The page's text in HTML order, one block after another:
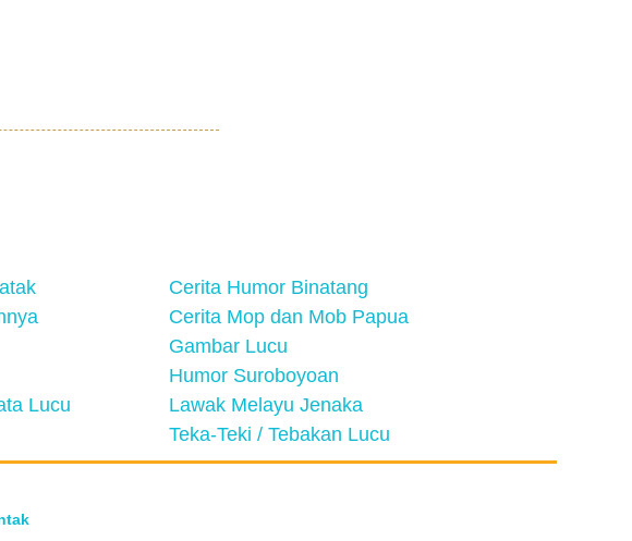
Cerita Humor Binatang
Cerita Mop dan Mob Papua
Gambar Lucu
Humor Suroboyoan
Lucu
Lawak Melayu Jenaka
Teka-Teki / Tebakan Lucu